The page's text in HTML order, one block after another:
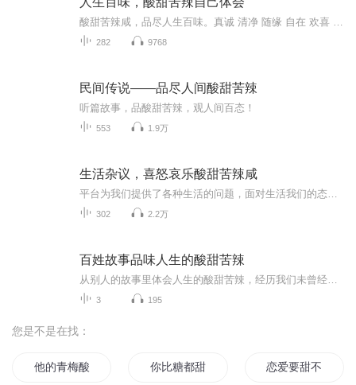
282 9768
民间传说——品尽人间酸甜苦辣
听篇故事，品酸甜苦辣，观人间百态！
553 1.9万
生活杂议，喜怒哀乐酸甜苦辣咸
302 2.2万
百姓故事品味人生的酸甜苦辣
3 195
您是不是在找：
他的青梅酸又甜 你比糖都甜 恋爱要甜不要酸